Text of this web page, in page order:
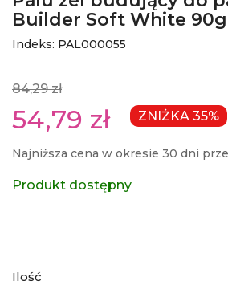
Builder Soft White 90g
Indeks: PAL000055
84,29 zł
54,79 zł ZNIŻKA 35%
Najniższa cena w okresie 30 dni
Produkt dostępny
Ilość